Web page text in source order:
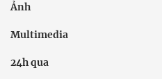
Ảnh
Multimedia
24h qua